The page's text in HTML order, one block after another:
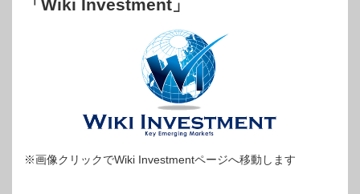
「Wiki Investment」
※画像クリックでWiki Investmentページへ移動します